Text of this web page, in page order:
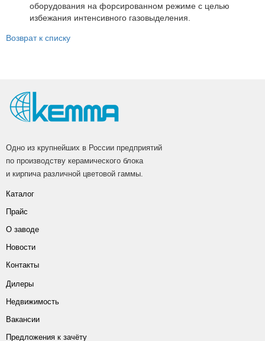
оборудования на форсированном режиме с целью
избежания интенсивного газовыделения.
Возврат к списку
Одно из крупнейших в России предприятий
по производству керамического блока
и кирпича различной цветовой гаммы.
Каталог
Прайс
О заводе
Новости
Контакты
Дилеры
Недвижимость
Вакансии
Предложения к зачёту